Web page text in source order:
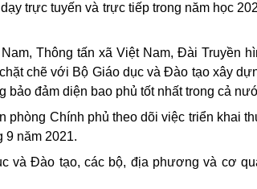
trực tuyến và trực tiếp trong năm học
Thông tấn xã Việt Nam, Đài Truyền
chẽ với Bộ Giáo dục và Đào tạo xây
bảo đảm diện bao phủ tốt nhất trong cả
phòng Chính phủ theo dõi việc triển khai
9 năm 2021.
và Đào tạo, các bộ, địa phương và cơ